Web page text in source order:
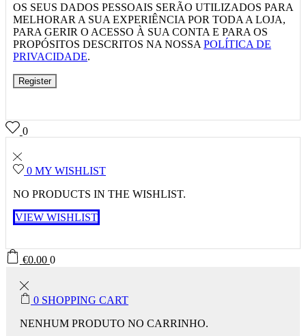
OS SEUS DADOS PESSOAIS SERÃO UTILIZADOS PARA
MELHORAR A SUA EXPERIÊNCIA POR TODA A LOJA,
PARA GERIR O ACESSO À SUA CONTA E PARA OS
PROPÓSITOS DESCRITOS NA NOSSA POLÍTICA DE
PRIVACIDADE.
Register
0
0 MY WISHLIST
NO PRODUCTS IN THE WISHLIST.
VIEW WISHLIST
€0.00 0
0 SHOPPING CART
NENHUM PRODUTO NO CARRINHO.